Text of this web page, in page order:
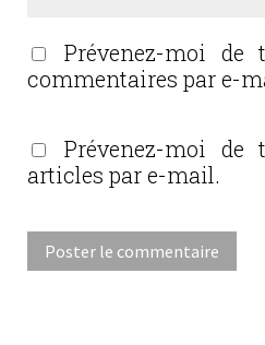
Prévenez-moi de
commentaires par e-
Prévenez-moi de
articles par e-mail.